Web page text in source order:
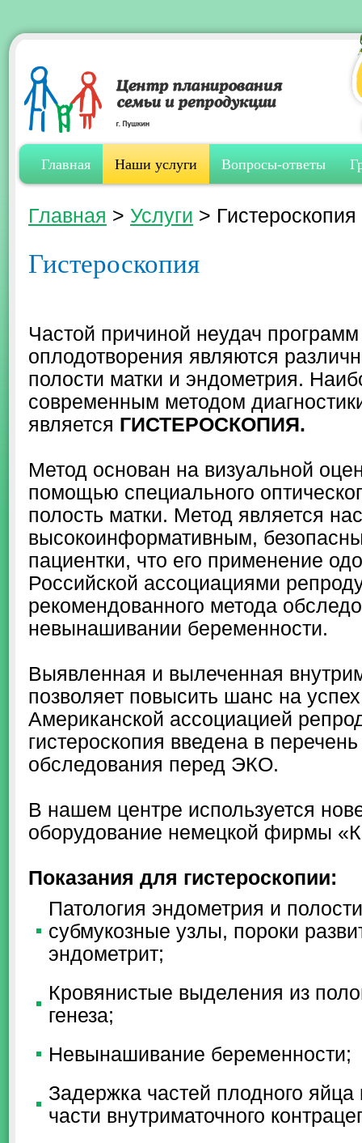
Главная Наши услуги Вопросы-ответы
Главная > Услуги > Гистероскопия
Гистероскопия
Частой причиной неудач программ
оплодотворения являются
полости матки и эндометрия.
современным методом
является ГИСТЕРОСКОПИЯ.
Метод основан на визуальной
помощью специального
полость матки. Метод является
высокоинформативным,
пациентки, что его применение
Российской ассоциациями
рекомендованного метода
невынашивании беременности.
Выявленная и вылеченная
позволяет повысить шанс на
Американской ассоциацией
гистероскопия введена в перечень
обследования перед ЭКО.
В нашем центре используется
оборудование немецкой фирмы
Показания для гистероскопии:
Патология эндометрия и
субмукозные узлы, пороки
эндометрит;
Кровянистые выделения из
генеза;
Невынашивание беременности;
Задержка частей плодного
части внутриматочного